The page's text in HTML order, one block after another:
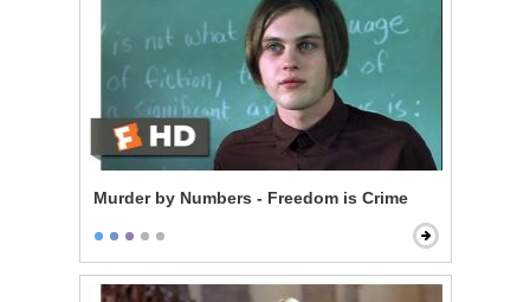
Murder by Numbers - Freedom is Crime